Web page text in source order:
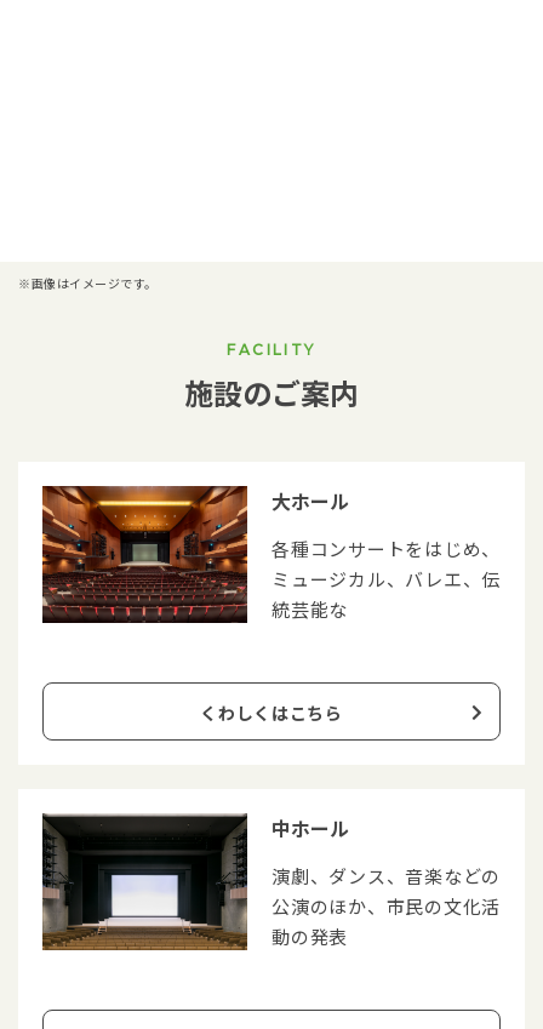
※画像はイメージです。
FACILITY
施設のご案内
大ホール
各種コンサートをはじめ、
ミュージカル、バレエ、伝
統芸能な
くわしくはこちら
中ホール
演劇、ダンス、音楽などの
公演のほか、市民の文化活
動の発表